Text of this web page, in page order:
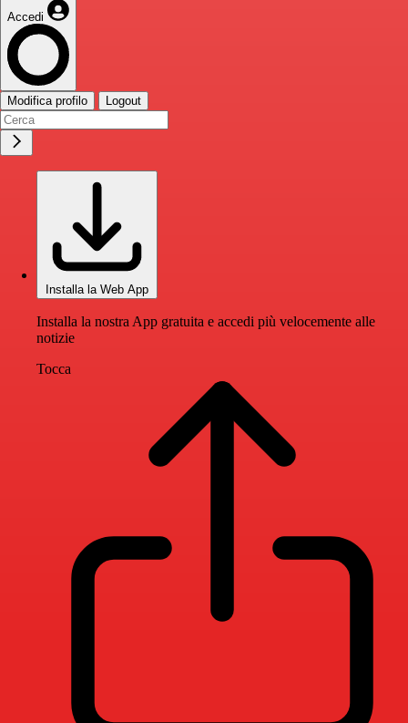
Accedi
Modifica profilo Logout
Installa la Web App
Installa la nostra App gratuita e accedi più velocemente alle
notizie
Tocca